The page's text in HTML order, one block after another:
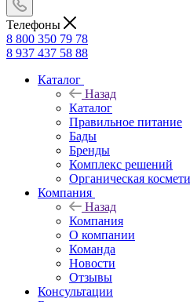
Телефоны
8 800 350 79 78
8 937 437 58 88
Каталог
Назад
Каталог
Правильное питание
Бады
Бренды
Комплекс решений
Органическая
Компания
Назад
Компания
О компании
Команда
Новости
Отзывы
Консультации